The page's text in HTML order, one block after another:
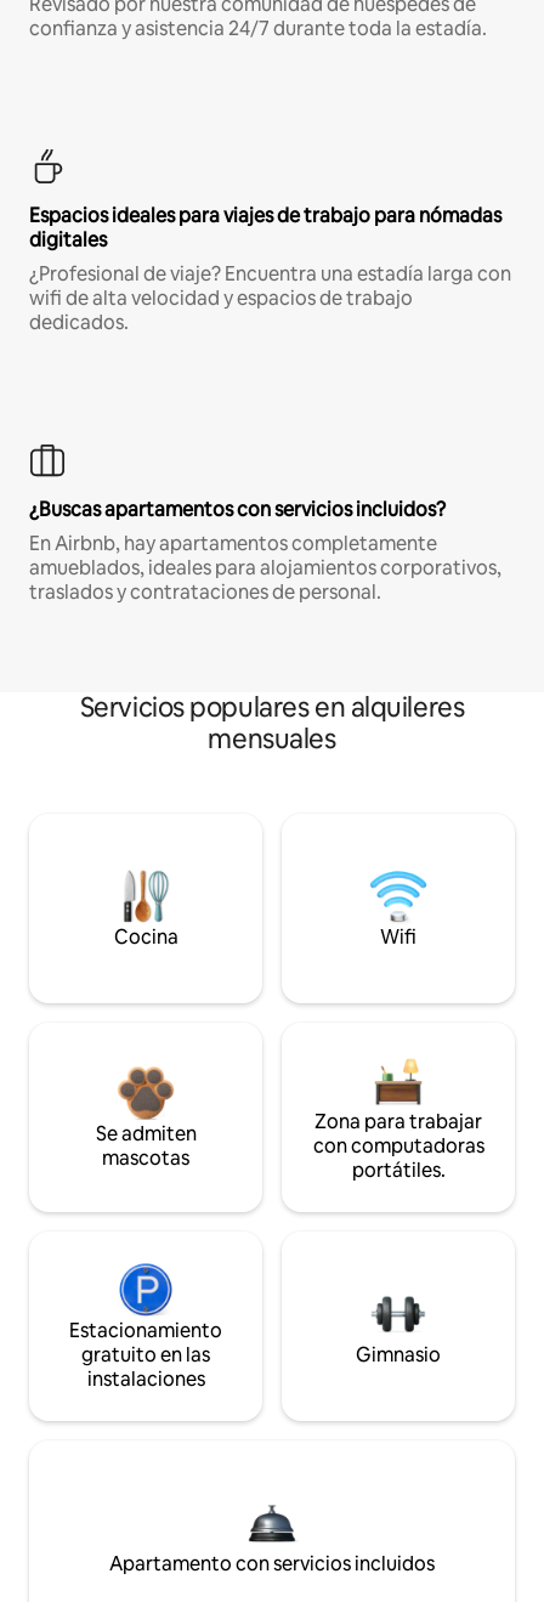
confianza y asistencia 24/7 durante toda la estadía.
Espacios ideales para viajes de trabajo para nómadas
digitales
¿Profesional de viaje? Encuentra una estadía larga con
wifi de alta velocidad y espacios de trabajo
dedicados.
¿Buscas apartamentos con servicios incluidos?
En Airbnb, hay apartamentos completamente
amueblados, ideales para alojamientos corporativos,
traslados y contrataciones de personal.
Servicios populares en alquileres
mensuales
Cocina Wifi
Se admiten
mascotas
Zona para trabajar
con computadoras
portátiles.
Estacionamiento
gratuito en las
instalaciones
Gimnasio
Apartamento con servicios incluidos